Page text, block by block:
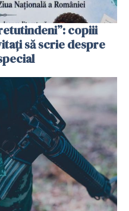
copiii
să scrie despre